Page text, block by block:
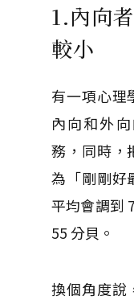
1.內向
較小
有一項心理
內向和外
務，同時，
為「剛剛好
平均會調到
55 分貝。
換個角度說